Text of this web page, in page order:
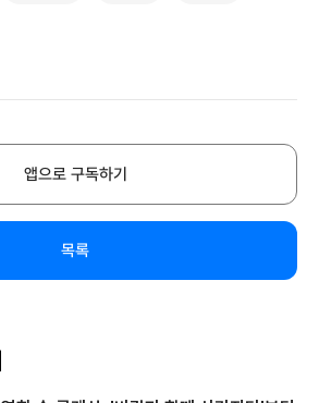
앱으로 구독하기
목록